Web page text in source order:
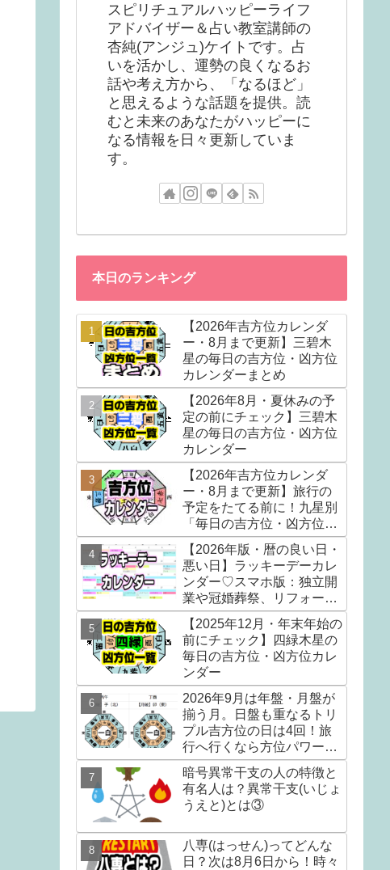
スピリチュアルハッピーライフ
アドバイザー＆占い教室講師の
杏純(アンジュ)ケイトです。占
いを活かし、運勢の良くなるお
話や考え方から、「なるほど」
と思えるような話題を提供。読
むと未来のあなたがハッピーに
なる情報を日々更新していま
す。
本日のランキング
【2026年吉方位カレンダ
ー・8月まで更新】三碧木
星の毎日の吉方位・凶方位
カレンダーまとめ
【2026年8月・夏休みの予
定の前にチェック】三碧木
星の毎日の吉方位・凶方位
カレンダー
【2026年吉方位カレンダ
ー・8月まで更新】旅行の
予定をたてる前に！九星別
「毎日の吉方位・凶方位」
カレンダー。吉方位散歩で
『運の貯金』をしましょう
【2026年版・暦の良い日・
悪い日】ラッキーデーカレ
ンダー♡スマホ版：独立開
業や冠婚葬祭、リフォーム
などの日取りを決める前に
見てね
【2025年12月・年末年始の
前にチェック】四緑木星の
毎日の吉方位・凶方位カレ
ンダー
2026年9月は年盤・月盤が
揃う月。日盤も重なるトリ
プル吉方位の日は4回！旅
行へ行くなら方位パワーマ
ックスの日に出発！(本命星
別・吉方位付き)
暗号異常干支の人の特徴と
有名人は？異常干支(いじょ
うえと)とは③
八専(はっせん)ってどんな
日？次は8月6日から！時々